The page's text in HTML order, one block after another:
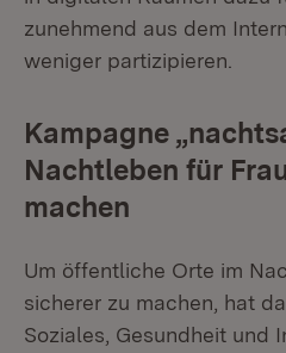
zunehmend aus dem
weniger partizipieren.
Kampagne
Nachtleben für
machen
Um öffentliche Orte im
sicherer zu machen, hat
Soziales, Gesundheit und